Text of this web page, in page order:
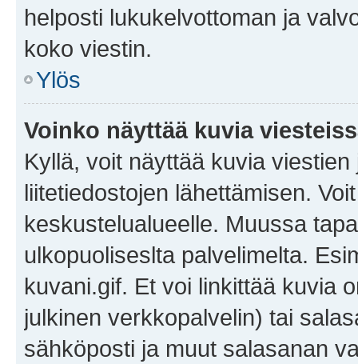
helposti lukukelvottoman ja
koko viestin.
Ylös
Voinko näyttää kuvia
Kyllä, voit näyttää kuvia
liitetiedostojen lähettämisen.
keskustelualueelle. Muussa
ulkopuoliseslta palvelimelta.
kuvani.gif. Et voi linkittää kuvia
julkinen verkkopalvelin) tai
sähköposti ja muut salasanan